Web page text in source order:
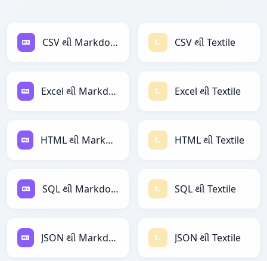
CSV થી Markdown CSV થી Textile
Excel થી Markdown Excel થી Textile
HTML થી Markdown HTML થી Textile
SQL થી Markdown SQL થી Textile
JSON થી Markdown JSON થી Textile